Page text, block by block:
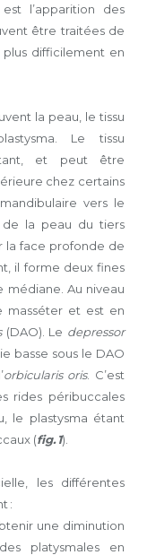
l’apparition des
être traitées de
difficilement en
la peau, le tissu
Le tissu
et peut être
chez certains
vers le
de la peau du tiers
la face profonde de
il forme deux fines
médiane. Au niveau
masséter et est en
(DAO). Le depressor
basse sous le DAO
orbicularis oris. C’est
rides péribuccales
le plastysma étant
(fig. 1).
les différentes
:
une diminution
platysmales en